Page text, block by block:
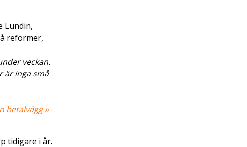
Lundin,
reformer,
veckan.
är inga små
betalvägg »
tidigare i år.